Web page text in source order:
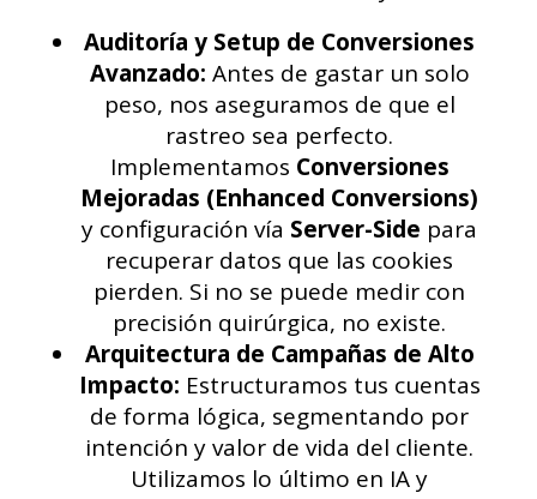
Auditoría y Setup de Conversiones
Avanzado: Antes de gastar un solo
peso, nos aseguramos de que el
rastreo sea perfecto.
Implementamos Conversiones
Mejoradas (Enhanced Conversions)
y configuración vía Server-Side para
recuperar datos que las cookies
pierden. Si no se puede medir con
precisión quirúrgica, no existe.
Arquitectura de Campañas de Alto
Impacto: Estructuramos tus cuentas
de forma lógica, segmentando por
intención y valor de vida del cliente.
Utilizamos lo último en IA y